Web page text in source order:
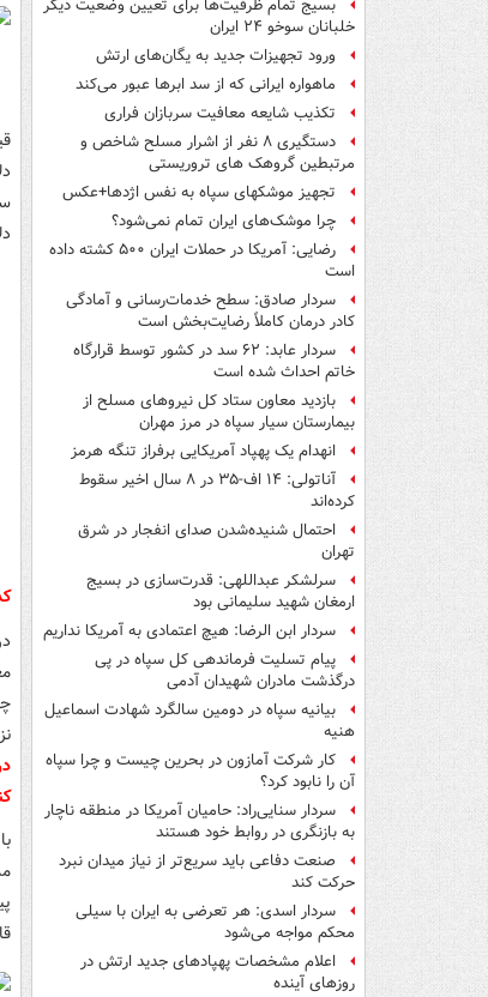
بسیج تمام ظرفیت‌ها برای تعیین وضعیت دیگر
خلبانان سوخو ۲۴ ایران
ورود تجهیزات جدید به یگان‌های ارتش
ماهواره ایرانی که از سد ابرها عبور می‌کند
تکذیب شایعه معافیت سربازان فراری
دستگیری ۸ نفر از اشرار مسلح شاخص و
مرتبطین گروهک های تروریستی
تجهیز موشکهای سپاه به نفس اژدها+عکس
چرا موشک‌های ایران تمام نمی‌شود؟
رضایی: آمریکا در حملات ایران ۵۰۰ کشته داده
است
سردار صادق: سطح خدمات‌رسانی و آمادگی
کادر درمان کاملاً رضایت‌بخش است
سردار عابد: ۶۲ سد در کشور توسط قرارگاه
خاتم احداث شده است
بازدید معاون ستاد کل نیروهای مسلح از
بیمارستان سیار سپاه در مرز مهران
انهدام یک پهپاد آمریکایی برفراز تنگه هرمز
آناتولی: ۱۴ اف-۳۵ در ۸ سال اخیر سقوط
کرده‌اند
احتمال شنیده‌شدن صدای انفجار در شرق
تهران
سرلشکر عبداللهی: قدرت‌سازی در بسیج
ارمغان شهید سلیمانی بود
سردار ابن الرضا: هیچ اعتمادی به آمریکا نداریم
پیام تسلیت فرماندهی کل سپاه در پی
درگذشت مادران شهیدان آدمی
بیانیه سپاه در دومین سالگرد شهادت اسماعیل
هنیه
کار شرکت آمازون در بحرین چیست و چرا سپاه
آن را نابود کرد؟
سردار سنایی‌راد: حامیان آمریکا در منطقه ناچار
به بازنگری در روابط خود هستند
صنعت دفاعی باید سریع‌تر از نیاز میدان نبرد
حرکت کند
سردار اسدی: هر تعرضی به ایران با سیلی
محکم مواجه می‌شود
اعلام مشخصات پهپادهای جدید ارتش در
روزهای آینده